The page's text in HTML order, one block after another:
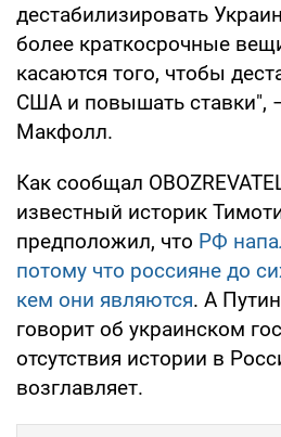
дестабилизировать
более краткосрочные
касаются того, чтобы
США и повышать ставки",
Макфолл.
Как сообщал
известный историк
предположил, что РФ
потому что россияне до
кем они являются. А
говорит об украинском
отсутствия истории в
возглавляет.